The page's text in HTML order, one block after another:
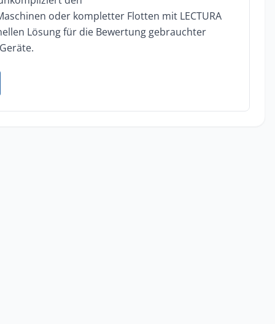
oder kompletter Flotten mit LECTURA
Lösung für die Bewertung gebrauchter